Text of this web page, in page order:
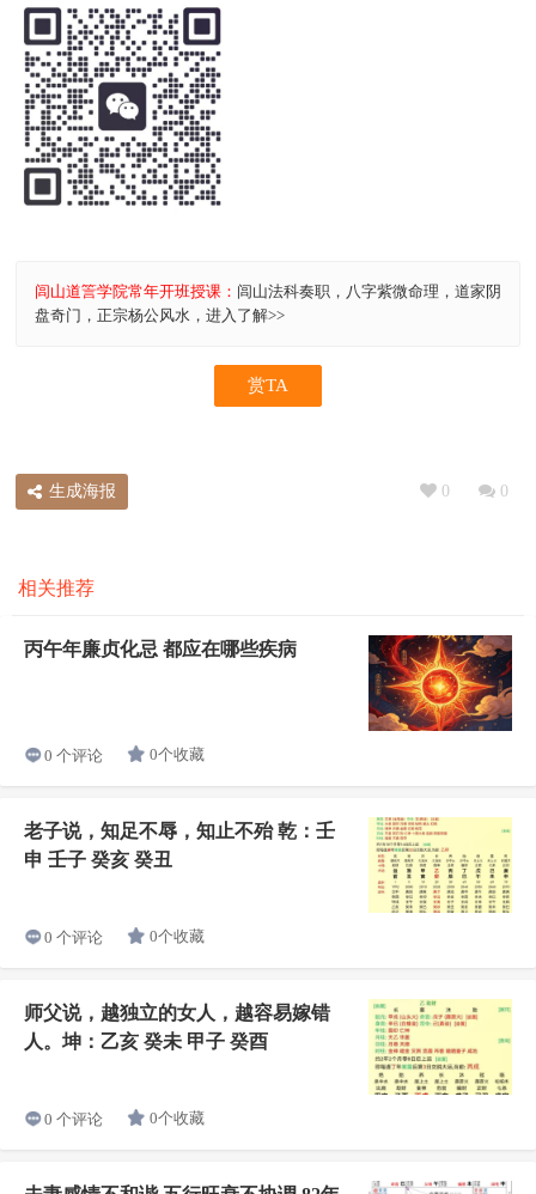
闾山道䇾学院常年开班授课： 闾山法科奏职，八字紫微命理，道家阴
盘奇门，正宗杨公风水，进入了解>>
赏TA
0 0
生成海报
相关推荐
丙午年廉贞化忌 都应在哪些疾病
0 个评论 0个收藏
老子说，知足不辱，知止不殆 乾：壬
申 壬子 癸亥 癸丑
0 个评论 0个收藏
师父说，越独立的女人，越容易嫁错
人。坤：乙亥 癸未 甲子 癸酉
0 个评论 0个收藏